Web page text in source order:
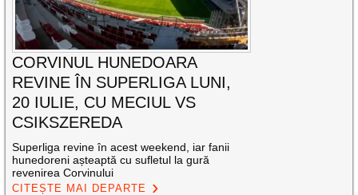
CORVINUL HUNEDOARA
REVINE ÎN SUPERLIGA LUNI,
20 IULIE, CU MECIUL VS
CSIKSZEREDA
Superliga revine în acest weekend, iar fanii
hunedoreni așteaptă cu sufletul la gură
revenirea Corvinului
CITEȘTE MAI DEPARTE